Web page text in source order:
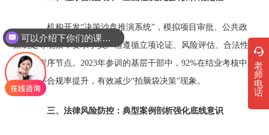
机构开发“决策沙盘推演系统”，模拟项目审批、公共政
策制定等场景，要求学员严格遵循立项论证、风险评估、合法性
审查等程序节点。2023年参训的基层干部中，92%在结业考核中
实现程序合规率提升，有效减少“拍脑袋决策”现象。
三、法律风险防控：典型案例剖析强化底线意识‌
老
师
电
话